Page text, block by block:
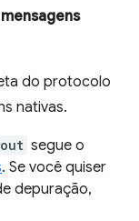
do protocolo
nativas.
segue o
. Se você quiser
depuração,